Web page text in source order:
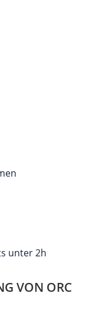
unter 2h
VON ORC